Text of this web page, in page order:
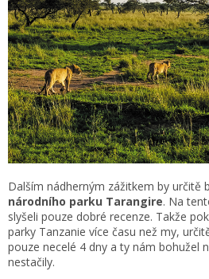
Dalším nádherným zážitkem by určitě
národního parku Tarangire. Na
slyšeli pouze dobré recenze. Takže
parky Tanzanie více času než my,
pouze necelé 4 dny a ty nám bohužel
nestačily.